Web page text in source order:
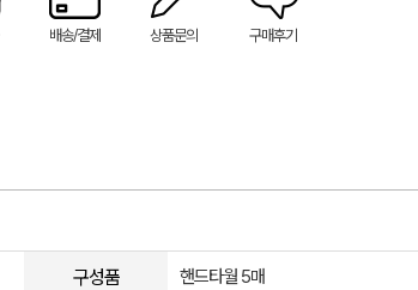
배송/결제 상품문의 구매후기
구성품 핸드타월 5매